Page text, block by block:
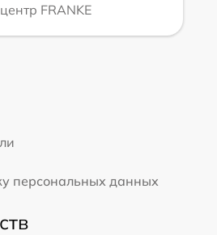
FRANKE
персональных данных